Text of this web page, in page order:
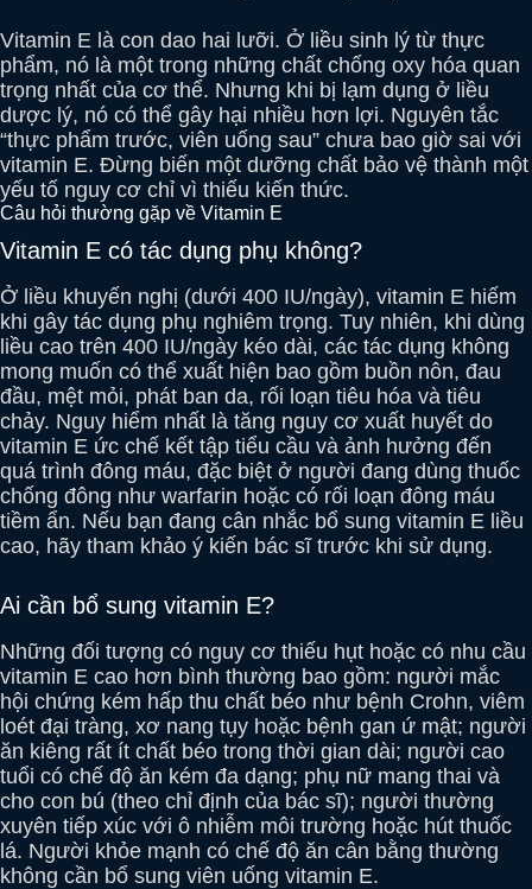
Vitamin E là con dao hai lưỡi. Ở liều sinh lý từ thực
phẩm, nó là một trong những chất chống oxy hóa quan
trọng nhất của cơ thể. Nhưng khi bị lạm dụng ở liều
dược lý, nó có thể gây hại nhiều hơn lợi. Nguyên tắc
“thực phẩm trước, viên uống sau” chưa bao giờ sai với
vitamin E. Đừng biến một dưỡng chất bảo vệ thành một
yếu tố nguy cơ chỉ vì thiếu kiến thức.
Câu hỏi thường gặp về Vitamin E
Vitamin E có tác dụng phụ không?
Ở liều khuyến nghị (dưới 400 IU/ngày), vitamin E hiếm
khi gây tác dụng phụ nghiêm trọng. Tuy nhiên, khi dùng
liều cao trên 400 IU/ngày kéo dài, các tác dụng không
mong muốn có thể xuất hiện bao gồm buồn nôn, đau
đầu, mệt mỏi, phát ban da, rối loạn tiêu hóa và tiêu
chảy. Nguy hiểm nhất là tăng nguy cơ xuất huyết do
vitamin E ức chế kết tập tiểu cầu và ảnh hưởng đến
quá trình đông máu, đặc biệt ở người đang dùng thuốc
chống đông như warfarin hoặc có rối loạn đông máu
tiềm ẩn. Nếu bạn đang cân nhắc bổ sung vitamin E liều
cao, hãy tham khảo ý kiến bác sĩ trước khi sử dụng.
Ai cần bổ sung vitamin E?
Những đối tượng có nguy cơ thiếu hụt hoặc có nhu cầu
vitamin E cao hơn bình thường bao gồm: người mắc
hội chứng kém hấp thu chất béo như bệnh Crohn, viêm
loét đại tràng, xơ nang tụy hoặc bệnh gan ứ mật; người
ăn kiêng rất ít chất béo trong thời gian dài; người cao
tuổi có chế độ ăn kém đa dạng; phụ nữ mang thai và
cho con bú (theo chỉ định của bác sĩ); người thường
xuyên tiếp xúc với ô nhiễm môi trường hoặc hút thuốc
lá. Người khỏe mạnh có chế độ ăn cân bằng thường
không cần bổ sung viên uống vitamin E.